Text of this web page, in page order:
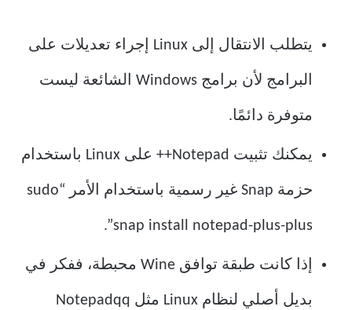
يتطلب الانتقال إلى Linux إجراء تعديلات على
البرامج لأن برامج Windows الشائعة ليست
متوفرة دائمًا.
يمكنك تثبيت Notepad++ على Linux باستخدام
حزمة Snap غير رسمية باستخدام الأمر “sudo
snap install notepad-plus-plus”.
إذا كانت طبقة توافق Wine محبطة، ففكر في
بديل أصلي لنظام Linux مثل Notepadqq